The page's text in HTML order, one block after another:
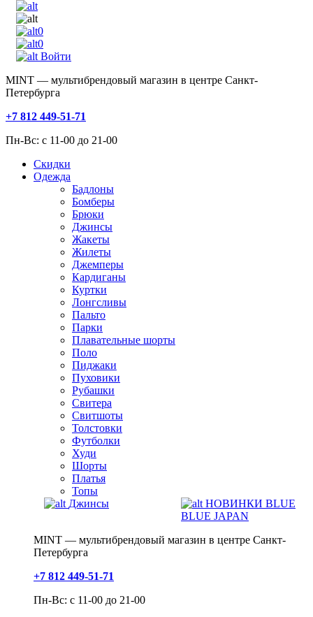
0
0
Войти
MINT — мультибрендовый магазин в центре Санкт-
Петербурга
+7 812 449-51-71
Пн-Вс: с 11-00 до 21-00
Скидки
Одежда
Бадлоны
Бомберы
Брюки
Джинсы
Жакеты
Жилеты
Джемперы
Кардиганы
Куртки
Лонгсливы
Пальто
Парки
Плавательные шорты
Поло
Пиджаки
Пуховики
Рубашки
Свитера
Свитшоты
Толстовки
Футболки
Худи
Шорты
Платья
Топы
Джинсы
НОВИНКИ BLUE
BLUE JAPAN
MINT — мультибрендовый магазин в центре Санкт-
Петербурга
+7 812 449-51-71
Пн-Вс: с 11-00 до 21-00